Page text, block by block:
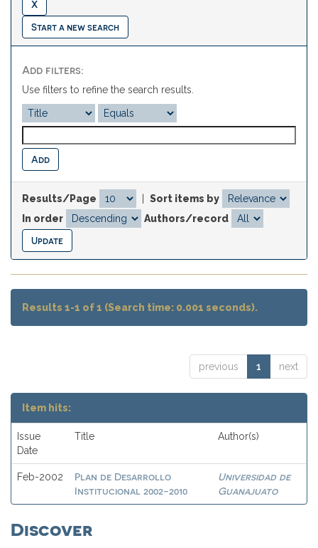
Start a new search
Add filters:
Use filters to refine the search results.
Results/Page
Sort items by
In order
Authors/record
Results 1-1 of 1 (Search time: 0.001 seconds).
previous 1 next
Item hits:
Issue
Date
Title Author(s)
Feb-2002
Plan de Desarrollo
Institucional 2002-2010
Universidad de
Guanajuato
Discover